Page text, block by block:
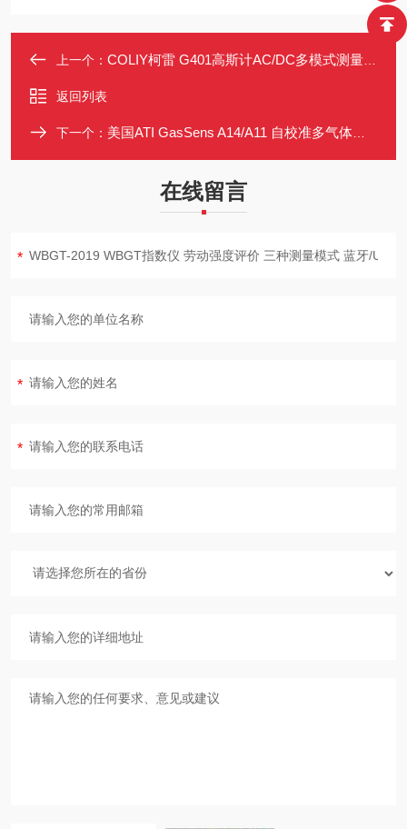
上一个： COLIY柯雷 G401高斯计AC/DC多模式测量CE/EMC认证
返回列表
下一个： 美国ATI GasSens A14/A11 自校准多气体检测系统 模块化防爆设计
在线留言